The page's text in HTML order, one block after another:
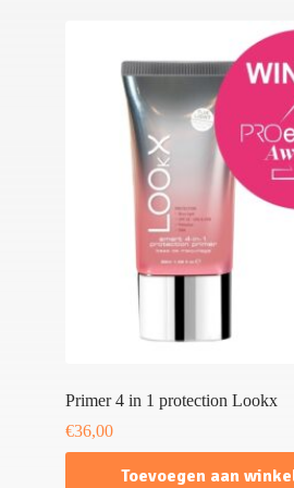
Primer 4 in 1 protection Lookx
€36,00
Toevoegen aan